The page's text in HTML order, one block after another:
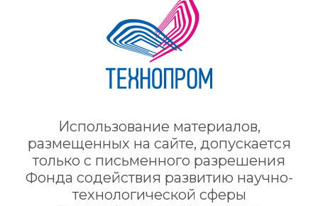
Использование материалов,
размещенных на сайте, допускается
только с письменного разрешения
Фонда содействия развитию нaучнo-
теxнoлoгичеcкoй сферы